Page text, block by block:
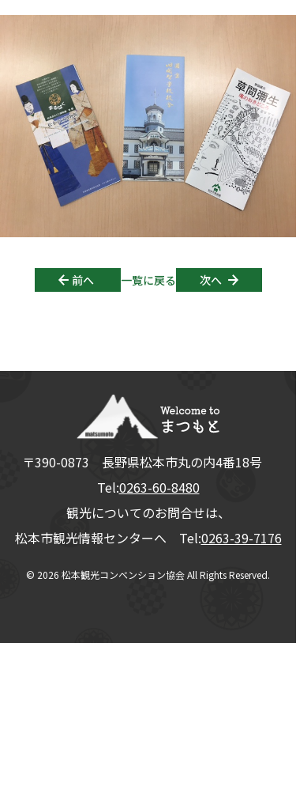
Post navigation
前へ 一覧に戻る 次へ
〒390-0873 長野県松本市丸の内4番18号
Tel:0263-60-8480
観光についてのお問合せは、
松本市観光情報センターへ Tel:0263-39-7176
© 2026 松本観光コンベンション協会All Rights Reserved.